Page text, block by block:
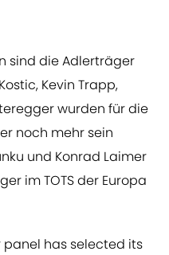
sind die Adlerträger
Kevin Trapp,
wurden für die
noch mehr sein
und Konrad Laimer
im TOTS der Europa
panel has selected its